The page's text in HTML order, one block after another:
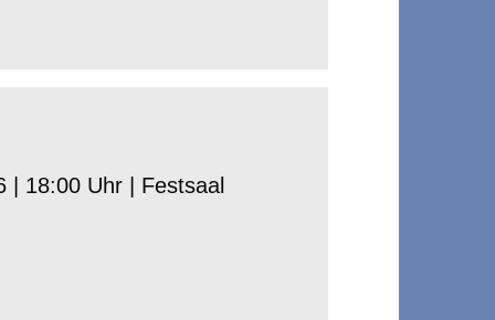
| 18:00 Uhr | Festsaal